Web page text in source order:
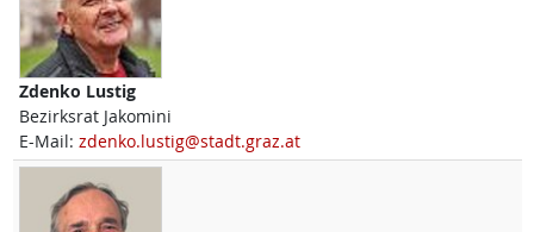
Zdenko Lustig
Bezirksrat Jakomini
E-Mail: zdenko.lustig@stadt.graz.at